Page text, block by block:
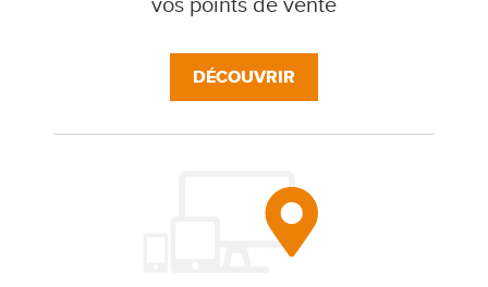
DÉCOUVRIR